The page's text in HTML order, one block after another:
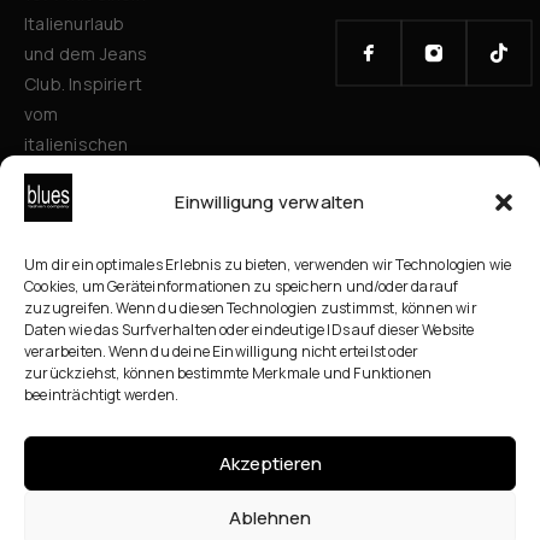
Einwilligung verwalten
Um dir ein optimales Erlebnis zu bieten, verwenden wir Technologien wie
Cookies, um Geräteinformationen zu speichern und/oder darauf
zuzugreifen. Wenn du diesen Technologien zustimmst, können wir
Daten wie das Surfverhalten oder eindeutige IDs auf dieser Website
verarbeiten. Wenn du deine Einwilligung nicht erteilst oder
zurückziehst, können bestimmte Merkmale und Funktionen
beeinträchtigt werden.
Akzeptieren
Ablehnen
Italienurlaub
und dem Jeans
Club. Inspiriert
vom
italienischen
Stil verbinden
wir zeitlose
und
Persönlichkeit
für alle
Generationen.
Mit
Brands und